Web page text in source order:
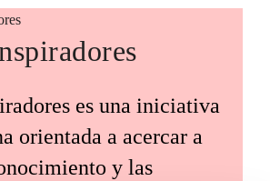
es una iniciativa
orientada a acercar a
y las